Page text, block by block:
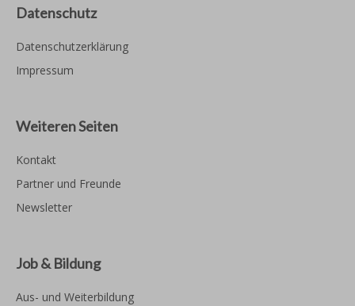
Datenschutz
Datenschutzerklärung
Impressum
Weiteren Seiten
Kontakt
Partner und Freunde
Newsletter
Job & Bildung
Aus- und Weiterbildung